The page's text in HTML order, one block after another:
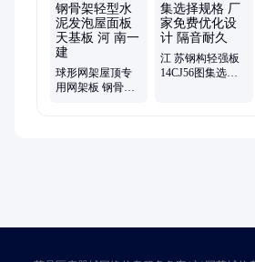
板、网架板、泡沫混凝土泄爆墙板、泡沫
石轻型泄爆墙、膨石轻型泄爆屋面、膨石板
球形网架屋顶专
用网架板 钢骨架
江 苏钢构轻强板
14CJ56图集选择